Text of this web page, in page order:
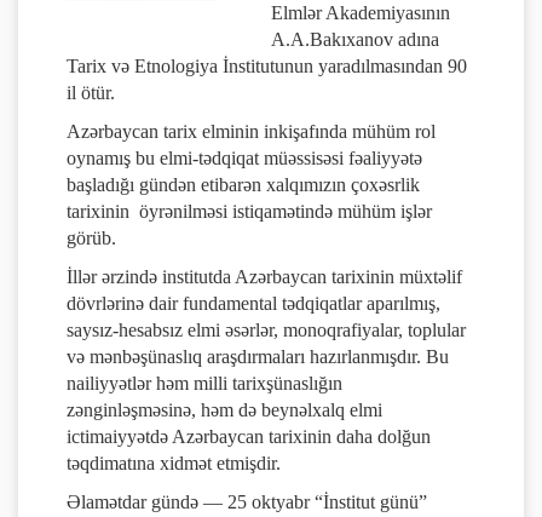
Elmlər Akademiyasının
A.A.Bakıxanov adına
Tarix və Etnologiya İnstitutunun yaradılmasından 90
il ötür.
Azərbaycan tarix elminin inkişafında mühüm rol
oynamış bu elmi-tədqiqat müəssisəsi fəaliyyətə
başladığı gündən etibarən xalqımızın çoxəsrlik
tarixinin öyrənilməsi istiqamətində mühüm işlər
görüb.
İllər ərzində institutda Azərbaycan tarixinin müxtəlif
dövrlərinə dair fundamental tədqiqatlar aparılmış,
saysız-hesabsız elmi əsərlər, monoqrafiyalar, toplular
və mənbəşünaslıq araşdırmaları hazırlanmışdır. Bu
nailiyyətlər həm milli tarixşünaslığın
zənginləşməsinə, həm də beynəlxalq elmi
ictimaiyyətdə Azərbaycan tarixinin daha dolğun
təqdimatına xidmət etmişdir.
Əlamətdar gündə — 25 oktyabr “İnstitut günü”